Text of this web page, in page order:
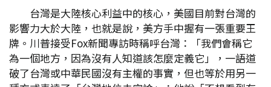
台灣是大陸核心利益中的核心，美國目前對台灣的
影響力大於大陸，也就是說，美方手中握有一張重要王
牌。川普接受Fox新聞專訪時稱呼台灣：「我們會稱它
為一個地方，因為沒有人知道該怎麼定義它」，一語道
破了台灣或中華民國沒有主權的事實，但也等於用另一